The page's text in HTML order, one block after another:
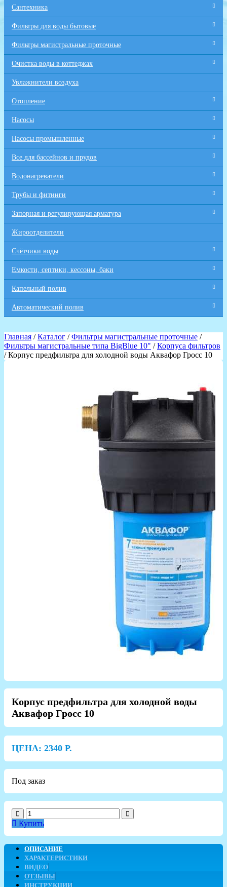
Сантехника
Фильтры для воды бытовые
Фильтры магистральные проточные
Очистка воды в коттеджах
Увлажнители воздуха
Отопление
Насосы
Насосы промышленные
Все для бaссейнов и прудов
Водонагреватели
Трубы и фитинги
Запорная и регулирующая арматура
Жироотделители
Счётчики воды
Емкости, септики, кессоны, баки
Капельный полив
Автоматический полив
Главная /Каталог /Фильтры магистральные проточные /
Фильтры магистральные типа BigBlue 10" /Корпуса фильтров
/ Корпус предфильтра для холодной воды Аквафор Гросс 10
Корпус предфильтра для холодной воды
Аквафор Гросс 10
ЦЕНА: 2340 Р.
Под заказ
Купить
ОПИСАНИЕ
ХАРАКТЕРИСТИКИ
ВИДЕО
ОТЗЫВЫ
ИНСТРУКЦИИ